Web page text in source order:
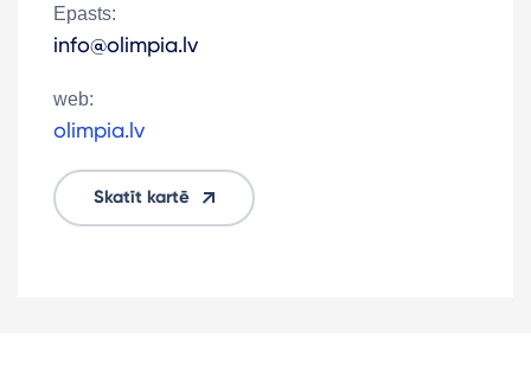
Epasts:
info@olimpia.lv
web:
olimpia.lv
Skatīt kartē